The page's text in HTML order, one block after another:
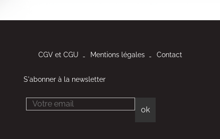
CGV et CGU Mentions légales Contact
S'abonner à la newsletter